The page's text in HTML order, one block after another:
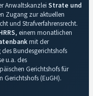
Anwaltskanzlei Strate und
Zugang zur aktuellen
und Strafverfahrensrecht.
, einem monatlichen
mit der
Bundesgerichtshofs
u.a. des
Gerichtshofs für
Gerichtshofs (EuGH).